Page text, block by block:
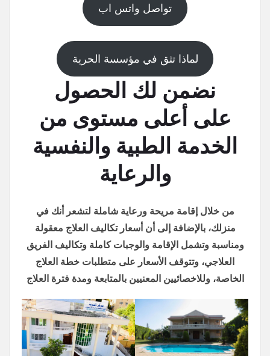
تواصل واتس اب
لماذا تثق في مؤسسة الحرية
نضمن لك الحصول
على أعلى مستوى من
الخدمة الطبية والنفسية
والرعاية
من خلال إقامة مريحة ورعاية شاملة لتشعر أنك في
منزلك، بالإضافة إلى أن أسعار تكاليف العلاج معقولة
ومناسبة وتشمل الإقامة والوجبات كاملة وتكاليف الفريق
العلاجي، وتتوقف الأسعار على متطلبات خطة العلاج
الخاصة، وللاخصائيين المعنيين بالمتابعة ومدة فترة العلاج